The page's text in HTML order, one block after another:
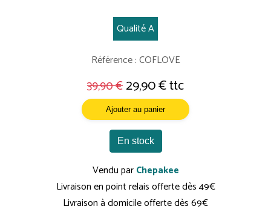
Qualité A
Référence : COFLOVE
39,90 €29,90 € ttc
Ajouter au panier
En stock
Vendu parChepakee
Livraison en point relais offerte dès 49€
Livraison à domicile offerte dès 69€